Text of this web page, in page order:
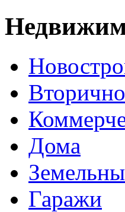
Дома
Гаражи